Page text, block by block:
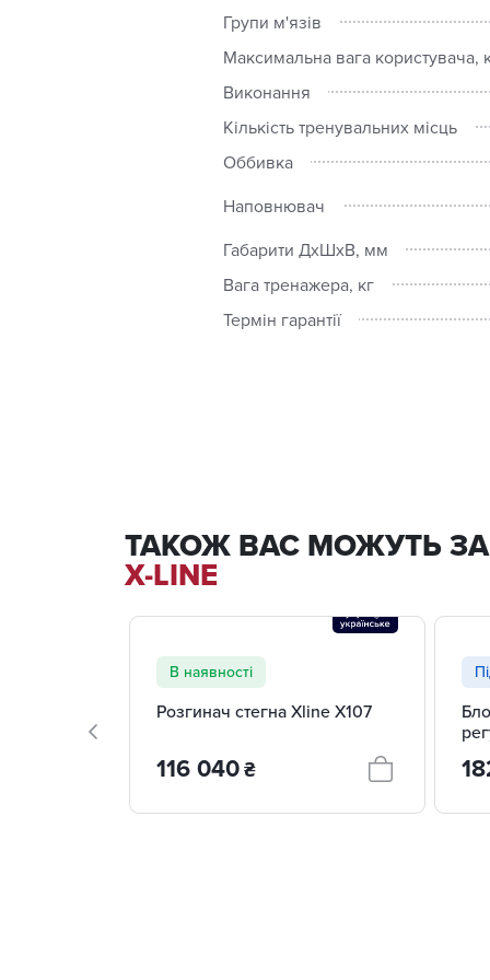
Групи м'язів
Максимальна вага користувача,
Виконання
Кількість тренувальних місць
Оббивка
Наповнювач
Габарити ДхШхВ, мм
Вага тренажера, кг
Термін гарантії
ТАКОЖ ВАС МОЖУТЬ
X-LINE
В наявності
Розгинач стегна Xline X107
116 040₴